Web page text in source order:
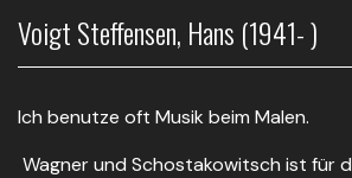
Voigt Steffensen, Hans (1941- )
Ich benutze oft Musik beim Malen.
Wagner und Schostakowitsch ist für